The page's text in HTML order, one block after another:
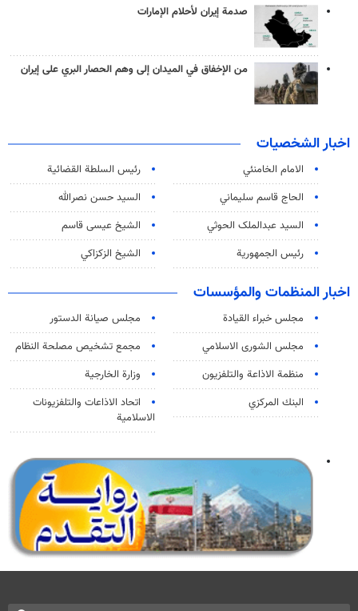
صدمة إيران لأحلام الإمارات
من الإخفاق في الميدان إلى وهم الحصار البري على إيران
اخبار الشخصيات
الامام الخامنئي
رئیس السلطة القضائیة
الحاج قاسم سليماني
السيد حسن نصرالله
السید عبدالملک الحوثي
الشيخ عيسى قاسم
رئيس الجمهورية
الشيخ الزكزاكي
اخبار المنظمات والمؤسسات
مجلس خبراء القيادة
مجلس صيانة الدستور
مجلس الشورى الاسلامي
مجمع تشخيص مصلحة النظام
منظمة الاذاعة والتلفزیون
وزارة الخارجية
البنك المركزي
اتحاد الاذاعات والتلفزيونات
الاسلامية